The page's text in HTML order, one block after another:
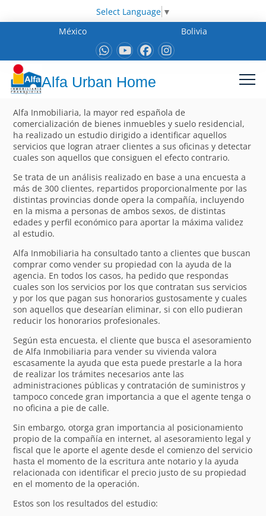
Select Language ▼
México
Bolivia
Alfa Urban Home
Alfa Inmobiliaria, la mayor red española de
comercialización de bienes inmuebles y suelo residencial,
ha realizado un estudio dirigido a identificar aquellos
servicios que logran atraer clientes a sus oficinas y detectar
cuales son aquellos que consiguen el efecto contrario.
Se trata de un análisis realizado en base a una encuesta a
más de 300 clientes, repartidos proporcionalmente por las
distintas provincias donde opera la compañía, incluyendo
en la misma a personas de ambos sexos, de distintas
edades y perfil económico para aportar la máxima validez
al estudio.
Alfa Inmobiliaria ha consultado tanto a clientes que buscan
comprar como vender su propiedad con la ayuda de la
agencia. En todos los casos, ha pedido que respondas
cuales son los servicios por los que contratan sus servicios
y por los que pagan sus honorarios gustosamente y cuales
son aquellos que desearían eliminar, si con ello pudieran
reducir los honorarios profesionales.
Según esta encuesta, el cliente que busca el asesoramiento
de Alfa Inmobiliaria para vender su vivienda valora
escasamente la ayuda que esta puede prestarle a la hora
de realizar los trámites necesarios ante las
administraciones públicas y contratación de suministros y
tampoco concede gran importancia a que el agente tenga o
no oficina a pie de calle.
Sin embargo, otorga gran importancia al posicionamiento
propio de la compañía en internet, al asesoramiento legal y
fiscal que le aporte el agente desde el comienzo del servicio
hasta el momento de la escritura ante notario y la ayuda
relacionada con identificar el precio justo de su propiedad
en el momento de la operación.
Estos son los resultados del estudio: